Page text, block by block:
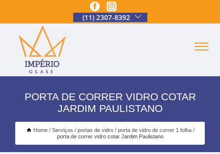
(11) 2307-8392
PORTA DE CORRER VIDRO COTAR
JARDIM PAULISTANO
Home Serviços portas de vidro
porta de vidro de correr 1 folha
porta de correr vidro cotar Jardim Paulistano